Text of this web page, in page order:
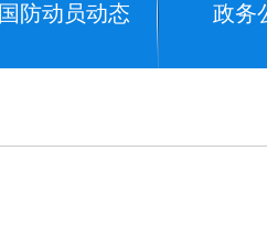
国防动员动态 政务